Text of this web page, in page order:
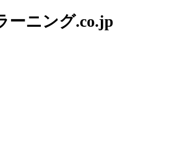
ーニング.co.jp